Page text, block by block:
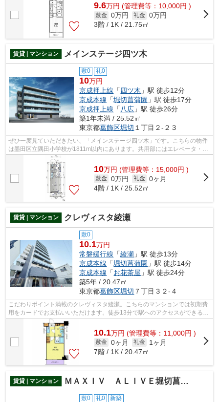
9.6万円 (管理費等：10,000円 )
敷金 0万円 礼金 0万円
3階 / 1K / 21.75㎡
賃貸 | マンション メインステージ四ツ木
敷0 礼0
10万円
京成押上線 「四ツ木 」駅 徒歩12分
京成本線 「堀切菖蒲園 」駅 徒歩17分
京成押上線 「八広 」駅 徒歩26分
築1年未満 / 25.52㎡
東京都葛飾区堀切 １丁目２-２３
ぜひ一度見ていただきたい、「メインステージ四ツ木」です。こちらの物件
は墨田区立隅田小学校が1811m以内にあります。共用部にはエレベータ・敷
地内ごみ置き場など様々な設備やサービ...
10万円 (管理費等：15,000円 )
敷金 0万円 礼金 0ヶ月
4階 / 1K / 25.52㎡
賃貸 | マンション クレヴィスタ綾瀬
敷0
10.1万円
常磐緩行線 「綾瀬 」駅 徒歩13分
京成本線 「堀切菖蒲園 」駅 徒歩14分
京成本線 「お花茶屋 」駅 徒歩24分
築5年 / 20.47㎡
東京都葛飾区堀切 ７丁目３２-４
こだわりポイント満載のクレヴィスタ綾瀬。こちらのマンションでは初期費
用をカードでお支払いいただけます。徒歩13分で駅へのアクセスができる物
件です。こちらはマンションタイプに...
10.1万円 (管理費等：11,000円 )
敷金 0ヶ月 礼金
1ヶ月
7階 / 1K / 20.47㎡
賃貸 | マンション ＭＡＸＩＶ ＡＬＩＶＥ堀切菖蒲園
敷0 礼0 新築